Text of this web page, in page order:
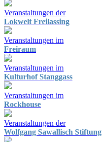
Veranstaltungen der
Lokwelt Freilassing
Veranstaltungen im
Freiraum
Veranstaltungen im
Kulturhof Stanggass
Veranstaltungen im
Rockhouse
Veranstaltungen der
Wolfgang Sawallisch Stiftung